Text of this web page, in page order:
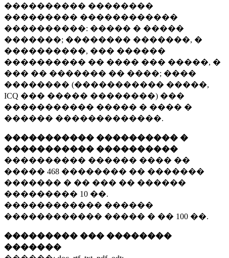
���������� ��������
��������� ������������
����������: ����� � �����
�������; �������� �������, �
����������, ��� ������
���������� �� ���� ��� �����, �
��� �� ������� �� ����; ����
�������� (����������� �����,
ICQ ��� ����� ��������) ���
����������� ����� � ���� �
������ �������������.
����������� ���������� �
����������� ����������
���������� ������ ���� ��
����� 468 �������� �� �������
������� � �� ��� �� ������
��������� 10 ��.
������������ ������
������������ ����� � �� 100 ��.
��������� ��� ��������
�������